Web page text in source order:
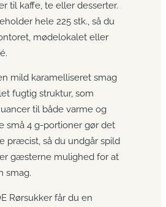
til kaffe, te eller desserter.
hele 225 stk., så du
mødelokalet eller
mild karamelliseret smag
fugtig struktur, som
til både varme og
små 4 g-portioner gør det
præcist, så du undgår spild
gæsterne mulighed for at
smag.
Rørsukker får du en